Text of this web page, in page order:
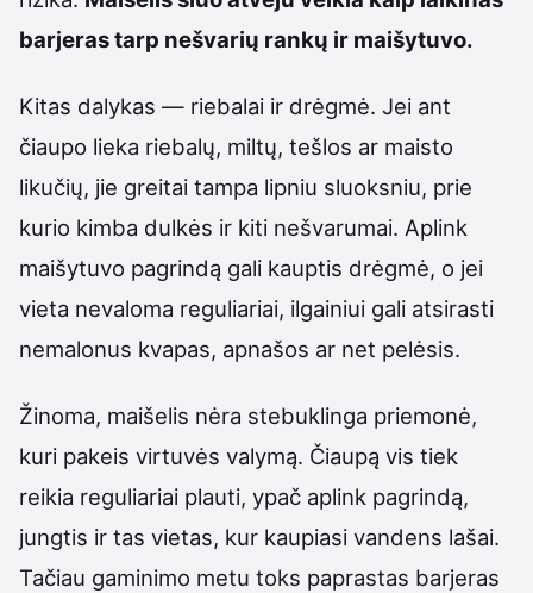
barjeras tarp nešvarių rankų ir maišytuvo.
Kitas dalykas — riebalai ir drėgmė. Jei ant
čiaupo lieka riebalų, miltų, tešlos ar maisto
likučių, jie greitai tampa lipniu sluoksniu, prie
kurio kimba dulkės ir kiti nešvarumai. Aplink
maišytuvo pagrindą gali kauptis drėgmė, o jei
vieta nevaloma reguliariai, ilgainiui gali atsirasti
nemalonus kvapas, apnašos ar net pelėsis.
Žinoma, maišelis nėra stebuklinga priemonė,
kuri pakeis virtuvės valymą. Čiaupą vis tiek
reikia reguliariai plauti, ypač aplink pagrindą,
jungtis ir tas vietas, kur kaupiasi vandens lašai.
Tačiau gaminimo metu toks paprastas barjeras